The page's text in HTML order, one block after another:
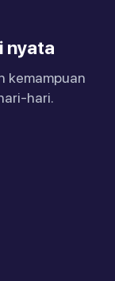
nyata
kemampuan
hari.